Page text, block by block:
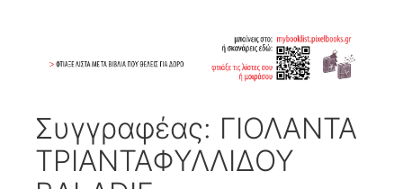
Συγγραφέας: ΓΙΟΛΑΝΤΑ
ΤΡΙΑΝΤΑΦΥΛΛΙΔΟΥ